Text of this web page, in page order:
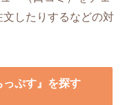
したりするなどの対
ぷす』を探す